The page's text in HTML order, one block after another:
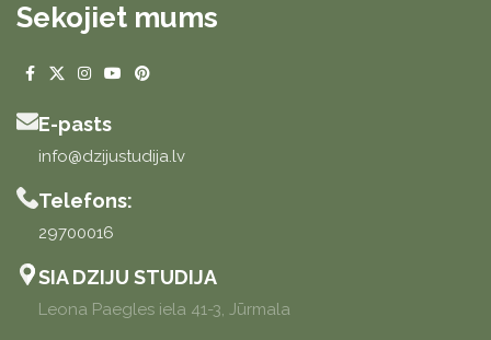
Sekojiet mums
E-pasts
info@dzijustudija.lv
Telefons:
29700016
SIA DZIJU STUDIJA
Leona Paegles iela 41-3, Jūrmala